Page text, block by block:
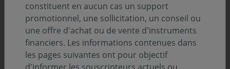
Lancé en 2015, lelabel Greenfingarantit la qualité
verte des fonds d’investissement et s’adresse aux
acteurs financiers. Le label a la particularité d’exclure les
fonds qui investissent dans des entreprises opérant
dans les énergies fossiles.
constituent en aucun cas un support
promotionnel, une sollicitation, un conseil ou
une offre d'achat ou de vente d'instruments
financiers. Les informations contenues dans
les pages suivantes ont pour objectif